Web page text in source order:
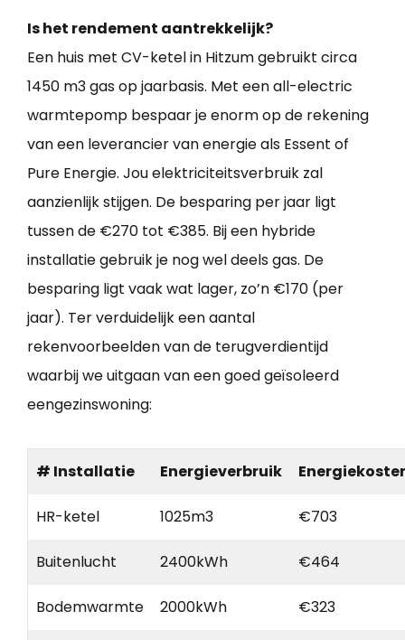
Is het rendement aantrekkelijk?
Een huis met CV-ketel in Hitzum gebruikt circa
1450 m3 gas op jaarbasis. Met een all-electric
warmtepomp bespaar je enorm op de rekening
van een leverancier van energie als Essent of
Pure Energie. Jou elektriciteitsverbruik zal
aanzienlijk stijgen. De besparing per jaar ligt
tussen de €270 tot €385. Bij een hybride
installatie gebruik je nog wel deels gas. De
besparing ligt vaak wat lager, zo’n €170 (per
jaar). Ter verduidelijk een aantal
rekenvoorbeelden van de terugverdientijd
waarbij we uitgaan van een goed geïsoleerd
eengezinswoning:
# Installatie Energieverbruik
HR-ketel 1025m3 €703
Buitenlucht 2400kWh €464
Bodemwarmte 2000kWh €323